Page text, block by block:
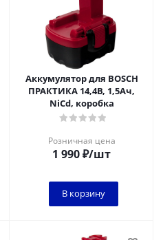
Аккумулятор для BOSCH
ПРАКТИКА 14,4В, 1,5Ач,
NiCd, коробка
Розничная цена
1 990₽/шт
В корзину